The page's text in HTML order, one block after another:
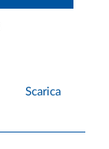
Scarica